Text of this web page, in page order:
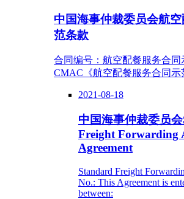
中国海事仲裁委员会航
范条款
合同编号：航空配餐服务合同
CMAC《航空配餐服务合同
2021-08-18
中国海事仲裁委员
Freight Forwarding
Agreement
Standard Freight
No.: This Agreement is
between: